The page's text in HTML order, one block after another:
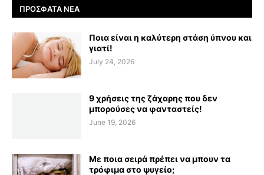
ΠΡΌΣΦΑΤΑ ΝΈΑ
Ποια είναι η καλύτερη στάση ύπνου και
γιατί!
July 24, 2026
9 χρήσεις της ζάχαρης που δεν
μπορούσες να φανταστείς!
June 19, 2026
Με ποια σειρά πρέπει να μπουν τα
τρόφιμα στο ψυγείο;